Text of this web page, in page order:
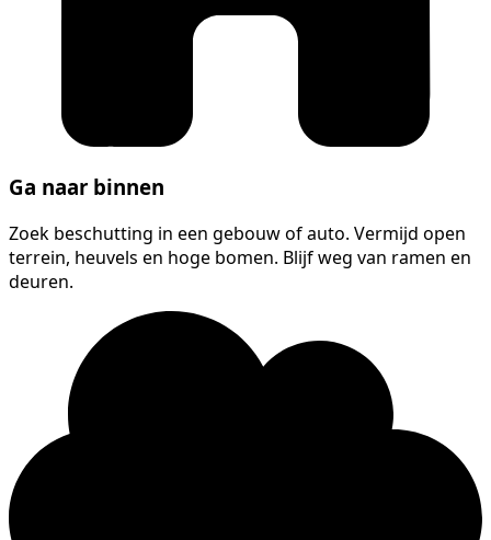
Ga naar binnen
Zoek beschutting in een gebouw of auto. Vermijd open
terrein, heuvels en hoge bomen. Blijf weg van ramen en
deuren.